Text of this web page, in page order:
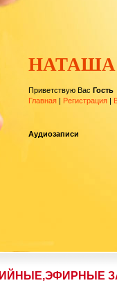
Приветствую Вас Гость
Главная | Регистрация |
Аудиозаписи